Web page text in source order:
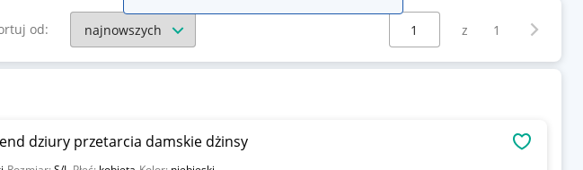
od:
Wybierz stronę:
z 1
dziury przetarcia damskie dżinsy